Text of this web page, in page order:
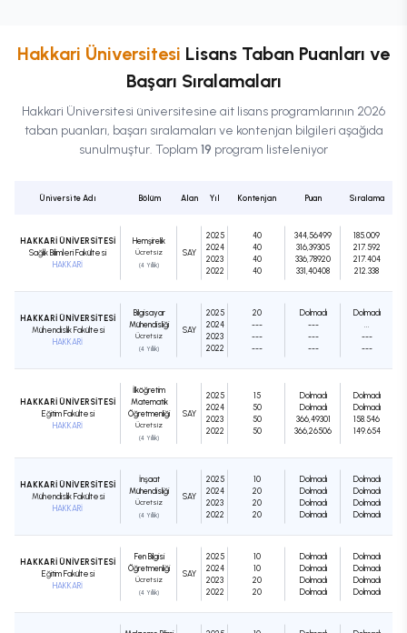
Hakkari Üniversitesi Lisans Taban Puanları ve
Başarı Sıralamaları
Hakkari Üniversitesi üniversitesine ait lisans programlarının 2026
taban puanları, başarı sıralamaları ve kontenjan bilgileri aşağıda
sunulmuştur. Toplam 19 program listeleniyor
Üniversite Adı Bölüm Alan Yıl Kontenjan Puan Sıralama
HAKKARİ ÜNİVERSİTESİ
Sağlık Bilimleri Fakültesi
HAKKARİ
Hemşirelik
Ücretsiz
(4 Yıllık)
SAY
2025
2024
2023
2022
40
40
40
40
344,56499
316,39305
336,78920
331,40408
185.009
217.592
217.404
212.338
HAKKARİ ÜNİVERSİTESİ
Mühendislik Fakültesi
HAKKARİ
Bilgisayar
Mühendisliği
Ücretsiz
(4 Yıllık)
SAY
2025
2024
2023
2022
20
---
---
---
Dolmadı
---
---
---
Dolmadı
---
---
HAKKARİ ÜNİVERSİTESİ
Eğitim Fakültesi
HAKKARİ
İlköğretim
Matematik
Öğretmenliği
Ücretsiz
(4 Yıllık)
SAY
2025
2024
2023
2022
15
50
50
50
Dolmadı
Dolmadı
366,49301
366,26506
Dolmadı
Dolmadı
158.546
149.654
HAKKARİ ÜNİVERSİTESİ
Mühendislik Fakültesi
HAKKARİ
İnşaat
Mühendisliği
Ücretsiz
(4 Yıllık)
SAY
2025
2024
2023
2022
10
20
20
20
Dolmadı
Dolmadı
Dolmadı
Dolmadı
Dolmadı
Dolmadı
Dolmadı
Dolmadı
HAKKARİ ÜNİVERSİTESİ
Eğitim Fakültesi
HAKKARİ
Fen Bilgisi
Öğretmenliği
Ücretsiz
(4 Yıllık)
SAY
2025
2024
2023
2022
10
10
20
20
Dolmadı
Dolmadı
Dolmadı
Dolmadı
Dolmadı
Dolmadı
Dolmadı
Dolmadı